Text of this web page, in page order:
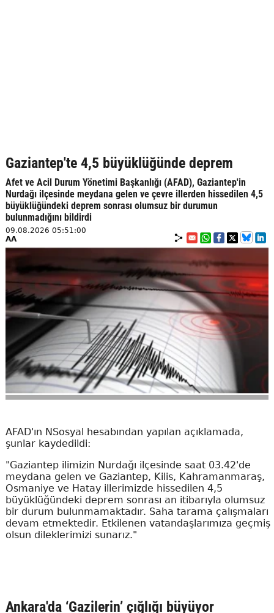
Gaziantep'te 4,5 büyüklüğünde deprem
Afet ve Acil Durum Yönetimi Başkanlığı (AFAD), Gaziantep'in
Nurdağı ilçesinde meydana gelen ve çevre illerden hissedilen 4,5
büyüklüğündeki deprem sonrası olumsuz bir durumun
bulunmadığını bildirdi
09.08.2026 05:51:00
AA
AFAD'ın NSosyal hesabından yapılan açıklamada,
şunlar kaydedildi:
"Gaziantep ilimizin Nurdağı ilçesinde saat 03.42'de
meydana gelen ve Gaziantep, Kilis, Kahramanmaraş,
Osmaniye ve Hatay illerimizde hissedilen 4,5
büyüklüğündeki deprem sonrası an itibarıyla olumsuz
bir durum bulunmamaktadır. Saha tarama çalışmaları
devam etmektedir. Etkilenen vatandaşlarımıza geçmiş
olsun dileklerimizi sunarız."
Ankara'da ‘Gazilerin’ çığlığı büyüyor